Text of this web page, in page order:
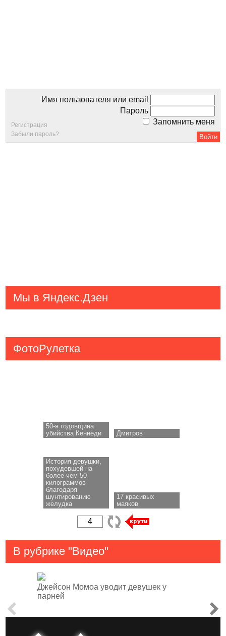
Имя пользователя или email
Пароль
Запомнить меня
Регистрация
Забыли пароль?
Мы в Яндекс.Дзен
ФотоРулетка
50-я годовщина
убийства Кеннеди
Дмитров
История девушки,
похудевшей на
более чем 50
килограммов
благодаря
шунтированию
желудка
17 красивых
маяков
В рубрике "Видео"
Джейсон Момоа уводит девушек у
парней